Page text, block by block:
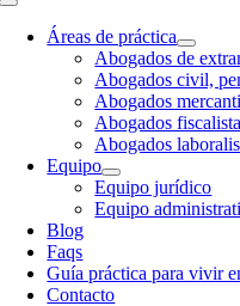
Toggle
NavigationÁreas de práctica
Abogados de
Abogados civil,
Abogados
Abogados
Abogados
Equipo
Equipo jurídico
Equipo
Blog
Faqs
Guía práctica para vivir
Contacto